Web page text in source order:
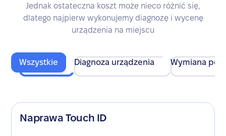
Jednak ostateczna koszt może nieco różnić się,
dlatego najpierw wykonujemy diagnozę i wycenę
urządzenia na miejscu
Wszystkie Diagnoza urządzenia Wymiana
Naprawa Touch ID